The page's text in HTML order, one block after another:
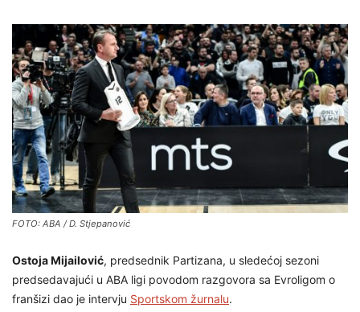
FOTO: ABA / D. Stjepanović
Ostoja Mijailović, predsednik Partizana, u sledećoj sezoni
predsedavajući u ABA ligi povodom razgovora sa Evroligom o
franšizi dao je intervju Sportskom žurnalu.